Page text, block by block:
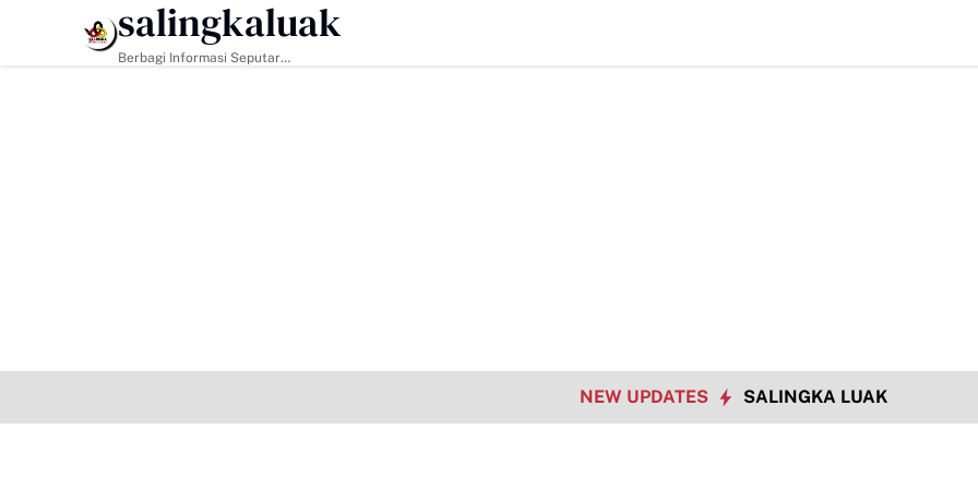
HEADLINE Hadapi
salingkaluak
Berbagi Informasi Seputar
NEW UPDATES SALINGKA LUAK